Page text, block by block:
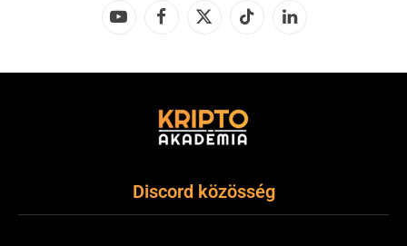
YouTubeFacebook
X
TikTok LinkedIn
Discord közösség